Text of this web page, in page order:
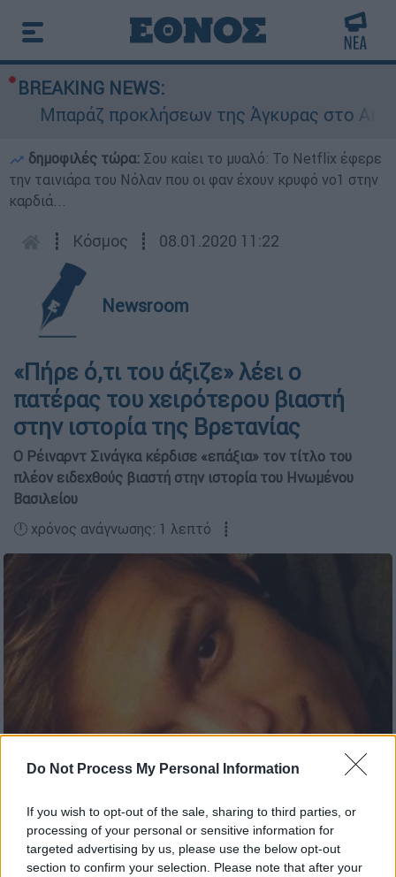
Do Not Process My Personal Information
If you wish to opt-out of the sale, sharing to third parties, or
processing of your personal or sensitive information for
targeted advertising by us, please use the below opt-out
section to confirm your selection. Please note that after your
BREAKING NEWS:
Μπαράζ προκλήσεων της Άγκυρας στο
δημοφιλές τώρα: Σου καίει το μυαλό: Το Netflix έφερε
την ταινιάρα του Νόλαν που οι φαν έχουν κρυφό νο1 στην
καρδιά...
┋ Κόσμος ┋ 08.01.2020 11:22
Newsroom
«Πήρε ό,τι του άξιζε» λέει ο
πατέρας του χειρότερου βιαστή
στην ιστορία της Βρετανίας
Ο Ρέιναρντ Σινάγκα κέρδισε «επάξια» τον τίτλο του
πλέον ειδεχθούς βιαστή στην ιστορία του Ηνωμένου
Βασιλείου
🕛 χρόνος ανάγνωσης: 1 λεπτό ┋
Προσθέστε το ΕΘΝΟΣ στη Google